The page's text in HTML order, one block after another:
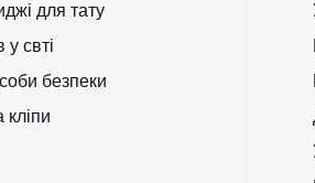
для тату
у свті
безпеки
кліпи